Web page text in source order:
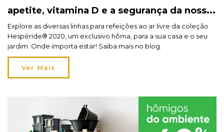
apetite, vitamina D e a segurança da nossa
casa!
Explore as diversas linhas para refeições ao ar livre da coleção
Hespéride® 2020, um exclusivo hôma, para a sua casa e o seu
jardim. Onde importa estar! Saiba mais no blog.
Ver Mais